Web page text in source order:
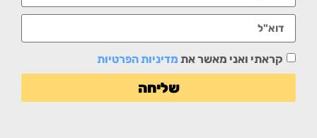
קראתי ואני מאשר את מדיניות הפרטיות
שליחה